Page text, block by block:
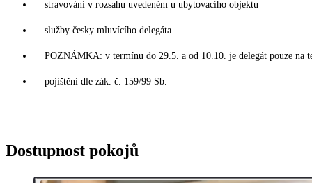
stravování v rozsahu uvedeném u ubytovacího objektu
služby česky mluvícího delegáta
POZNÁMKA: v termínu do 29.5. a od 10.10. je delegát pouze na
pojištění dle zák. č. 159/99 Sb.
Dostupnost pokojů